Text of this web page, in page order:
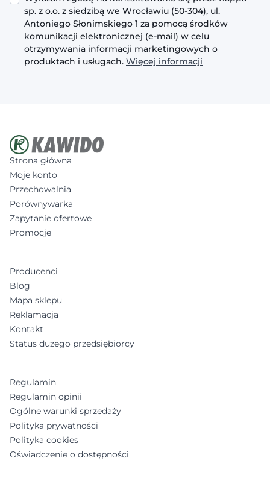
sp. z o.o. z siedzibą we Wrocławiu (50-304), ul.
Antoniego Słonimskiego 1 za pomocą środków
komunikacji elektronicznej (e-mail) w celu
otrzymywania informacji marketingowych o
produktach i usługach. Więcej informacji
Strona główna
Moje konto
Przechowalnia
Porównywarka
Zapytanie ofertowe
Promocje
Producenci
Blog
Mapa sklepu
Reklamacja
Kontakt
Status dużego przedsiębiorcy
Regulamin
Regulamin opinii
Ogólne warunki sprzedaży
Polityka prywatności
Polityka cookies
Oświadczenie o dostępności